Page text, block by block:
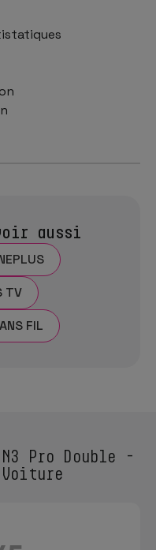
aussi
TV
FIL
N3 Pro Double -
Voiture